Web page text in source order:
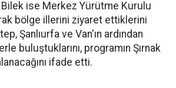
Bilek ise Merkez Yürütme Kurulu
bölge illerini ziyaret ettiklerini
Şanlıurfa ve Van'ın ardından
buluştuklarını, programın Şırnak
ifade etti.